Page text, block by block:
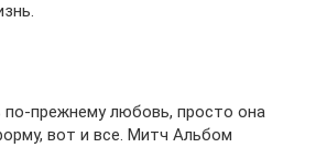
прежнему любовь, просто она
вот и все. Митч Альбом